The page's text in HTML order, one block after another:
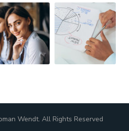
Wendt. All Rights Reserved